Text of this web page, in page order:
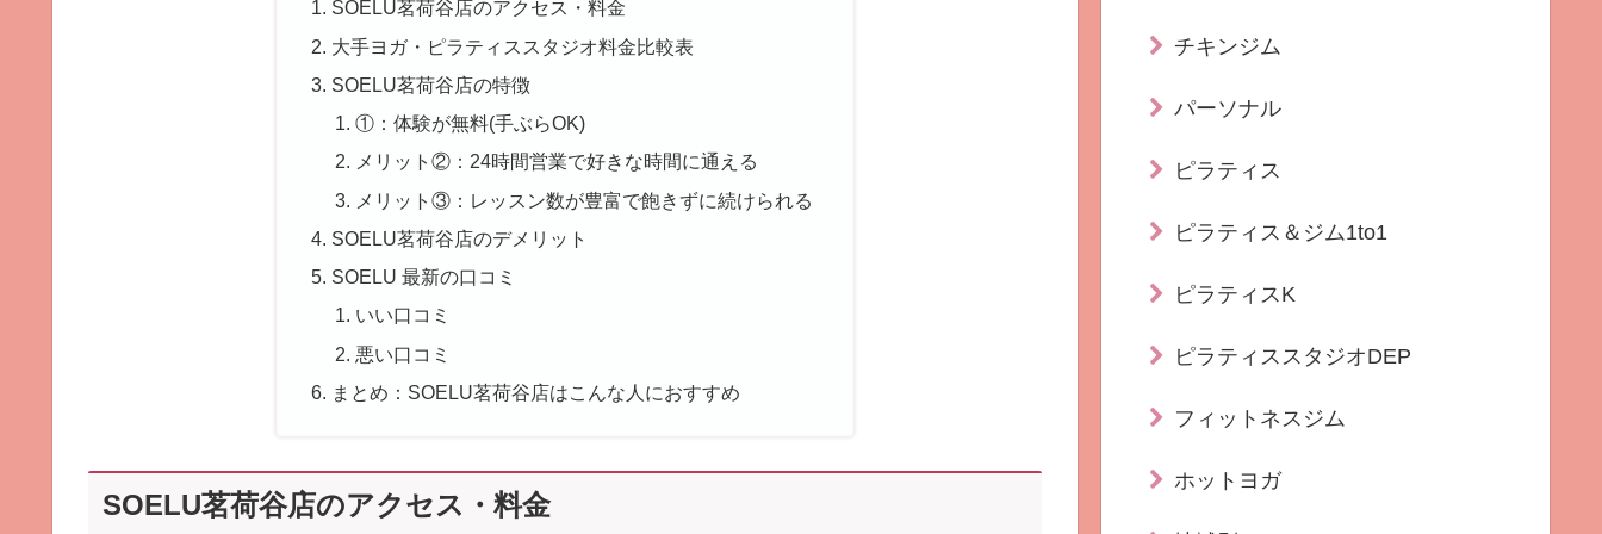
SOELU茗荷谷店のアクセス・料金
大手ヨガ・ピラティススタジオ料金比較表
SOELU茗荷谷店の特徴
①：体験が無料(手ぶらOK)
メリット②：24時間営業で好きな時間に通える
メリット③：レッスン数が豊富で飽きずに続けられる
SOELU茗荷谷店のデメリット
SOELU 最新の口コミ
いい口コミ
悪い口コミ
まとめ：SOELU茗荷谷店はこんな人におすすめ
SOELU茗荷谷店のアクセス・料金
チキンジム
パーソナル
ピラティス
ピラティス＆ジム1to1
ピラティスK
ピラティススタジオDEP
フィットネスジム
ホットヨガ